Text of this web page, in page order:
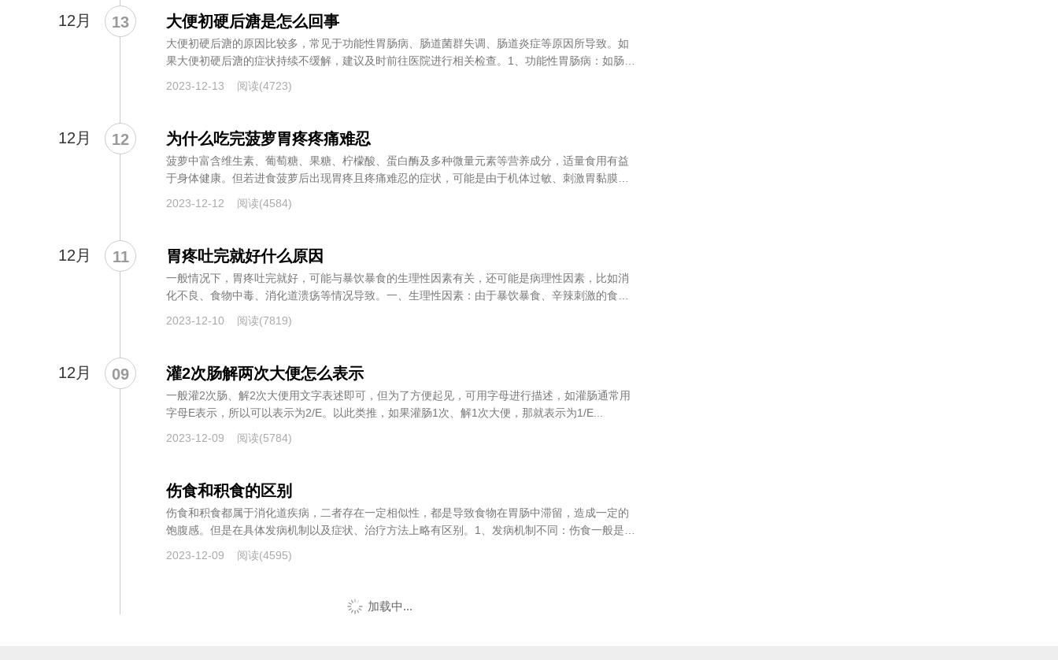
13
12月 大便初硬后溏是怎么回事
大便初硬后溏的原因比较多，常见于功能性胃肠病、肠道菌群失调、肠道炎症等原因所导致。如
果大便初硬后溏的症状持续不缓解，建议及时前往医院进行相关检查。1、功能性胃肠病：如肠易
2023-12-13 阅读(4723)
12
12月 为什么吃完菠萝胃疼疼痛难忍
菠萝中富含维生素、葡萄糖、果糖、柠檬酸、蛋白酶及多种微量元素等营养成分，适量食用有益
于身体健康。但若进食菠萝后出现胃疼且疼痛难忍的症状，可能是由于机体过敏、刺激胃黏膜或
2023-12-12 阅读(4584)
11
12月 胃疼吐完就好什么原因
一般情况下，胃疼吐完就好，可能与暴饮暴食的生理性因素有关，还可能是病理性因素，比如消
化不良、食物中毒、消化道溃疡等情况导致。一、生理性因素：由于暴饮暴食、辛辣刺激的食
2023-12-10 阅读(7819)
09
12月 灌2次肠解两次大便怎么表示
一般灌2次肠、解2次大便用文字表述即可，但为了方便起见，可用字母进行描述，如灌肠通常用
字母E表示，所以可以表示为2/E。以此类推，如果灌肠1次、解1次大便，那就表示为1/E...
2023-12-09
阅读(5784)
伤食和积食的区别
伤食和积食都属于消化道疾病，二者存在一定相似性，都是导致食物在胃肠中滞留，造成一定的
饱腹感。但是在具体发病机制以及症状、治疗方法上略有区别。1、发病机制不同：伤食一般是指
2023-12-09 阅读(4595)
加载中...